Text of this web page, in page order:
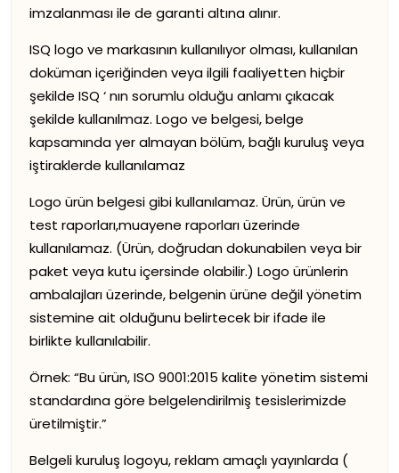
imzalanması ile de garanti altına alınır.
ISQ logo ve markasının kullanılıyor olması, kullanılan
doküman içeriğinden veya ilgili faaliyetten hiçbir
şekilde ISQ ‘ nın sorumlu olduğu anlamı çıkacak
şekilde kullanılmaz. Logo ve belgesi, belge
kapsamında yer almayan bölüm, bağlı kuruluş veya
iştiraklerde kullanılamaz
Logo ürün belgesi gibi kullanılamaz. Ürün, ürün ve
test raporları,muayene raporları üzerinde
kullanılamaz. (Ürün, doğrudan dokunabilen veya bir
paket veya kutu içersinde olabilir.) Logo ürünlerin
ambalajları üzerinde, belgenin ürüne değil yönetim
sistemine ait olduğunu belirtecek bir ifade ile
birlikte kullanılabilir.
Örnek: “Bu ürün, ISO 9001:2015 kalite yönetim sistemi
standardına göre belgelendirilmiş tesislerimizde
üretilmiştir.”
Belgeli kuruluş logoyu, reklam amaçlı yayınlarda (